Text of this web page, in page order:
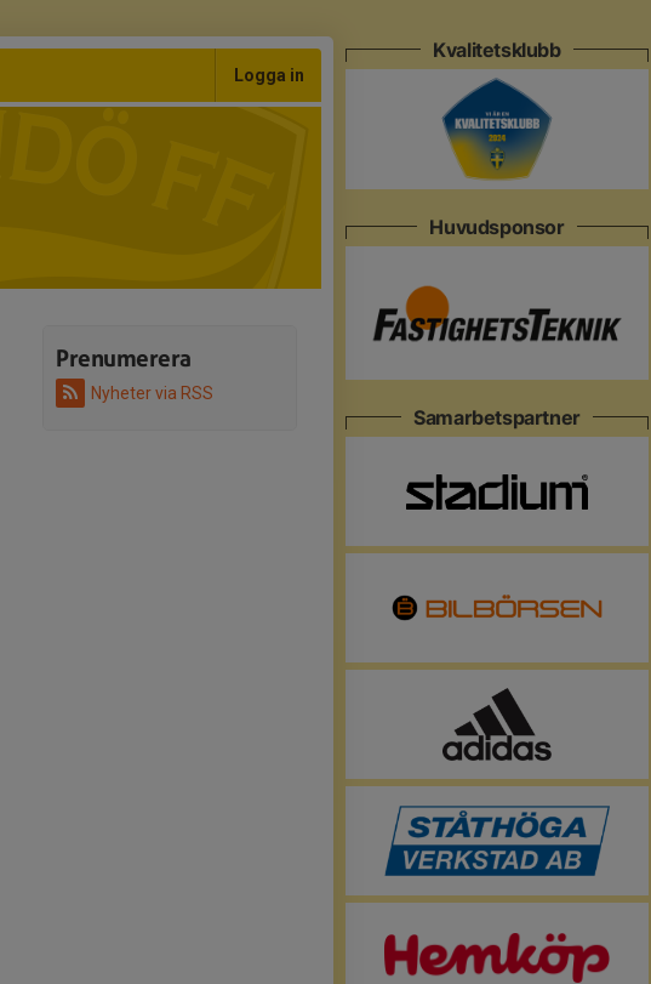
Logga in
Prenumerera
Nyheter via RSS
Kvalitetsklubb
Huvudsponsor
Samarbetspartner